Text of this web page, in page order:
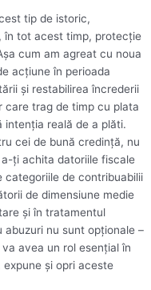
tip de istoric,
în tot acest timp, protecţie
cum am agreat cu noua
acţiune în perioada
şi restabilirea încrederii
care trag de timp cu plata
intenţia reală de a plăti.
cei de bună credinţă, nu
ţi achita datoriile fiscale
de contribuabilii
de dimensiune medie
şi în tratamentul
nu sunt opţionale –
avea un rol esenţial în
şi opri aceste